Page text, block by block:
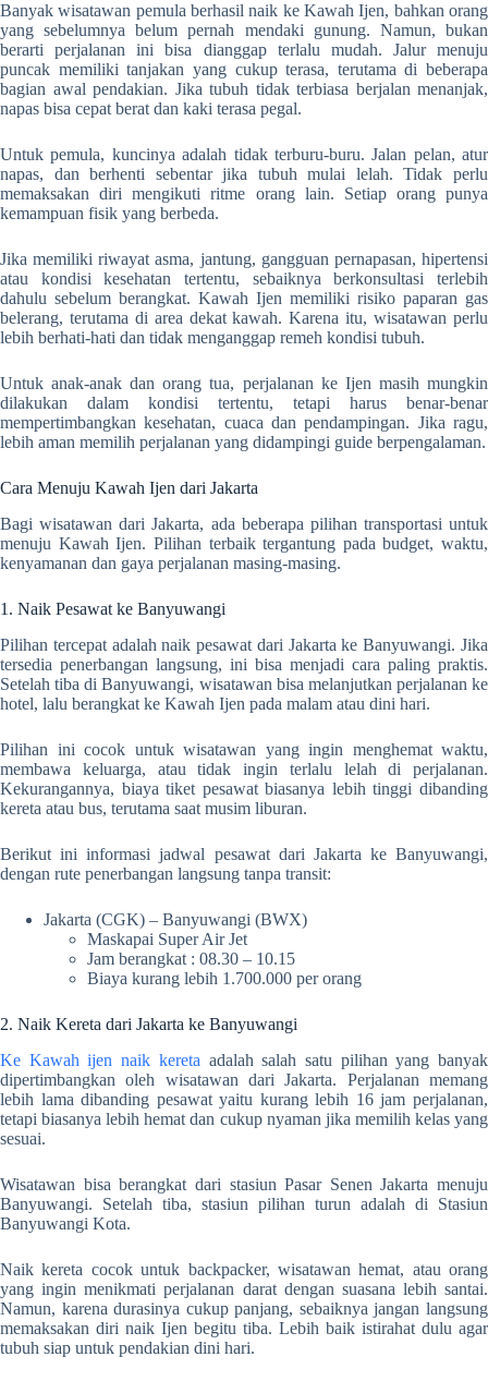
Banyak wisatawan pemula berhasil naik ke Kawah Ijen, bahkan orang
yang sebelumnya belum pernah mendaki gunung. Namun, bukan
berarti perjalanan ini bisa dianggap terlalu mudah. Jalur menuju
puncak memiliki tanjakan yang cukup terasa, terutama di beberapa
bagian awal pendakian. Jika tubuh tidak terbiasa berjalan menanjak,
napas bisa cepat berat dan kaki terasa pegal.
Untuk pemula, kuncinya adalah tidak terburu-buru. Jalan pelan, atur
napas, dan berhenti sebentar jika tubuh mulai lelah. Tidak perlu
memaksakan diri mengikuti ritme orang lain. Setiap orang punya
kemampuan fisik yang berbeda.
Jika memiliki riwayat asma, jantung, gangguan pernapasan, hipertensi
atau kondisi kesehatan tertentu, sebaiknya berkonsultasi terlebih
dahulu sebelum berangkat. Kawah Ijen memiliki risiko paparan gas
belerang, terutama di area dekat kawah. Karena itu, wisatawan perlu
lebih berhati-hati dan tidak menganggap remeh kondisi tubuh.
Untuk anak-anak dan orang tua, perjalanan ke Ijen masih mungkin
dilakukan dalam kondisi tertentu, tetapi harus benar-benar
mempertimbangkan kesehatan, cuaca dan pendampingan. Jika ragu,
lebih aman memilih perjalanan yang didampingi guide berpengalaman.
Cara Menuju Kawah Ijen dari Jakarta
Bagi wisatawan dari Jakarta, ada beberapa pilihan transportasi untuk
menuju Kawah Ijen. Pilihan terbaik tergantung pada budget, waktu,
kenyamanan dan gaya perjalanan masing-masing.
1. Naik Pesawat ke Banyuwangi
Pilihan tercepat adalah naik pesawat dari Jakarta ke Banyuwangi. Jika
tersedia penerbangan langsung, ini bisa menjadi cara paling praktis.
Setelah tiba di Banyuwangi, wisatawan bisa melanjutkan perjalanan ke
hotel, lalu berangkat ke Kawah Ijen pada malam atau dini hari.
Pilihan ini cocok untuk wisatawan yang ingin menghemat waktu,
membawa keluarga, atau tidak ingin terlalu lelah di perjalanan.
Kekurangannya, biaya tiket pesawat biasanya lebih tinggi dibanding
kereta atau bus, terutama saat musim liburan.
Berikut ini informasi jadwal pesawat dari Jakarta ke Banyuwangi,
dengan rute penerbangan langsung tanpa transit:
Jakarta (CGK) – Banyuwangi (BWX)
Maskapai Super Air Jet
Jam berangkat : 08.30 – 10.15
Biaya kurang lebih 1.700.000 per orang
2. Naik Kereta dari Jakarta ke Banyuwangi
Ke Kawah ijen naik kereta adalah salah satu pilihan yang banyak
dipertimbangkan oleh wisatawan dari Jakarta. Perjalanan memang
lebih lama dibanding pesawat yaitu kurang lebih 16 jam perjalanan,
tetapi biasanya lebih hemat dan cukup nyaman jika memilih kelas yang
sesuai.
Wisatawan bisa berangkat dari stasiun Pasar Senen Jakarta menuju
Banyuwangi. Setelah tiba, stasiun pilihan turun adalah di Stasiun
Banyuwangi Kota.
Naik kereta cocok untuk backpacker, wisatawan hemat, atau orang
yang ingin menikmati perjalanan darat dengan suasana lebih santai.
Namun, karena durasinya cukup panjang, sebaiknya jangan langsung
memaksakan diri naik Ijen begitu tiba. Lebih baik istirahat dulu agar
tubuh siap untuk pendakian dini hari.